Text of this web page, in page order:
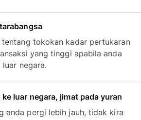
tentang tokokan kadar pertukaran
yang tinggi apabila anda
negara.
luar negara, jimat pada yuran
anda pergi lebih jauh, tidak kira